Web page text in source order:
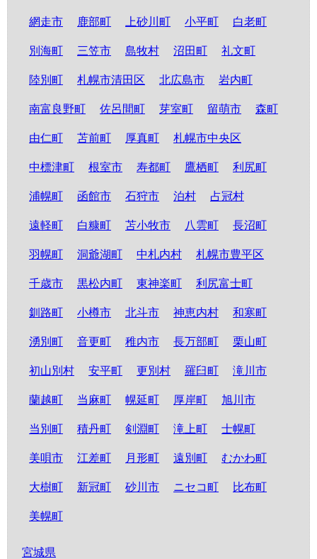
網走市 鹿部町 上砂川町 小平町 白老町
別海町 三笠市 島牧村 沼田町 礼文町
陸別町 札幌市清田区 北広島市 岩内町
南富良野町 佐呂間町 芽室町 留萌市 森町
由仁町 苫前町 厚真町 札幌市中央区
中標津町 根室市 寿都町 鷹栖町 利尻町
浦幌町 函館市 石狩市 泊村 占冠村
遠軽町 白糠町 苫小牧市 八雲町 長沼町
羽幌町 洞爺湖町 中札内村 札幌市豊平区
千歳市 黒松内町 東神楽町 利尻富士町
釧路町 小樽市 北斗市 神恵内村 和寒町
湧別町 音更町 稚内市 長万部町 栗山町
初山別村 安平町 更別村 羅臼町 滝川市
蘭越町 当麻町 幌延町 厚岸町 旭川市
当別町 積丹町 剣淵町 滝上町 士幌町
美唄市 江差町 月形町 遠別町 むかわ町
大樹町 新冠町 砂川市 ニセコ町 比布町
美幌町
宮城県